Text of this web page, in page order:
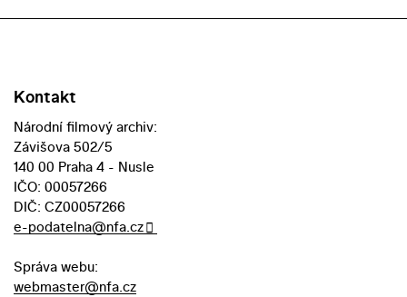
Kontakt
Národní filmový archiv:
Závišova 502/5
140 00 Praha 4 - Nusle
IČO: 00057266
DIČ: CZ00057266
e-podatelna@nfa.cz
Správa webu:
webmaster@nfa.cz